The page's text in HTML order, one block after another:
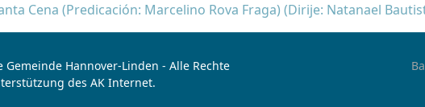
Cena (Predicación: Marcelino Rova Fraga) (Dirije: Natanael
Hannover-Linden - Alle Rechte
des AK Internet.